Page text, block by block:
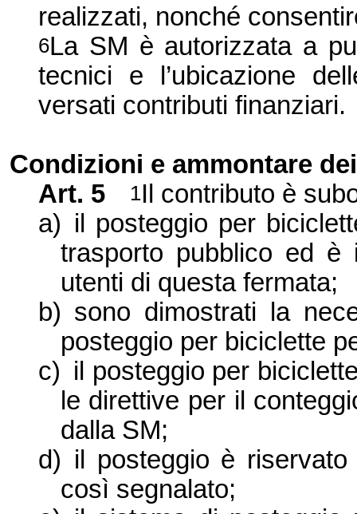
realizzati, nonché
6La SM è autorizzata a
tecnici e l’ubicazione
versati contributi finanziari.
Condizioni e ammontare
Art. 5
1Il contributo è
a) il posteggio per
trasporto pubblico ed è
utenti di questa fermata;
b) sono dimostrati la
posteggio per biciclette
c) il posteggio per
le direttive per il
dalla SM;
d) il posteggio è
così segnalato;